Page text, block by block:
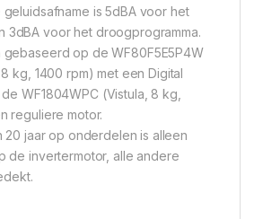
geluidsafname is 5dBA voor het
3dBA voor het droogprogramma.
op de WF80F5E5P4W
kg, 1400 rpm) met een Digital
WF1804WPC (Vistula, 8 kg,
reguliere motor.
20 jaar op onderdelen is alleen
de invertermotor, alle andere